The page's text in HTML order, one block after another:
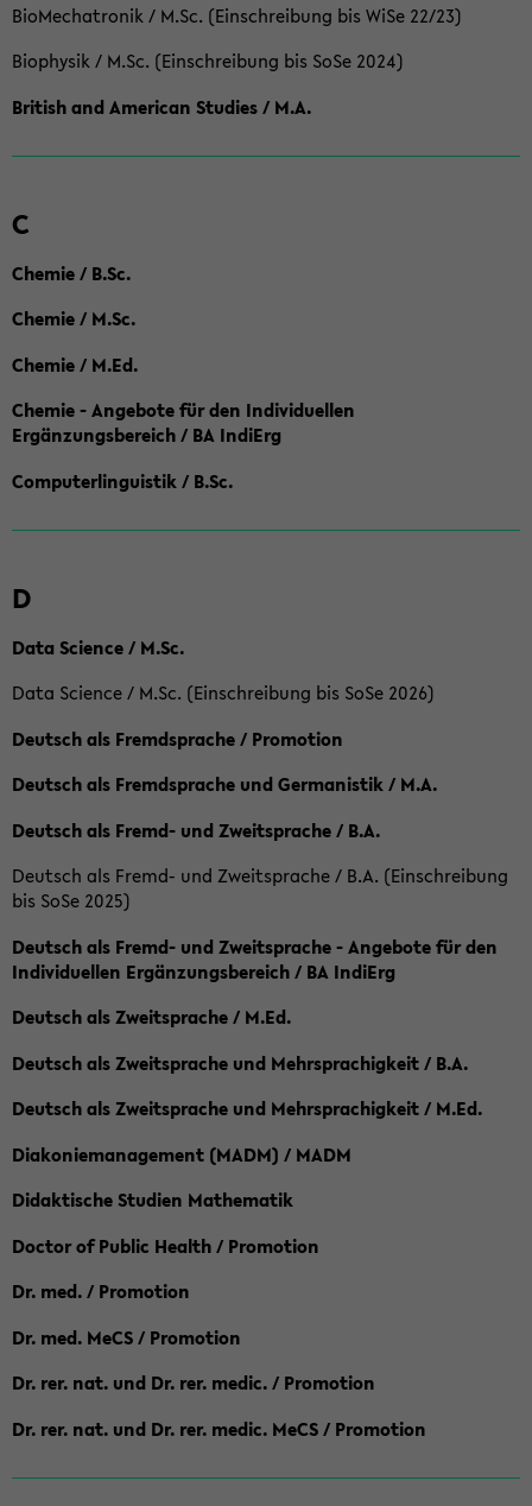
BioMechatronik / M.Sc. (Einschreibung bis WiSe 22/23)
Biophysik / M.Sc. (Einschreibung bis SoSe 2024)
British and American Studies / M.A.
C
Chemie / B.Sc.
Chemie / M.Sc.
Chemie / M.Ed.
Chemie - Angebote für den Individuellen
Ergänzungsbereich / BA IndiErg
Computerlinguistik / B.Sc.
D
Data Science / M.Sc.
Data Science / M.Sc. (Einschreibung bis SoSe 2026)
Deutsch als Fremdsprache / Promotion
Deutsch als Fremdsprache und Germanistik / M.A.
Deutsch als Fremd- und Zweitsprache / B.A.
Deutsch als Fremd- und Zweitsprache / B.A. (Einschreibung
bis SoSe 2025)
Deutsch als Fremd- und Zweitsprache - Angebote für den
Individuellen Ergänzungsbereich / BA IndiErg
Deutsch als Zweitsprache / M.Ed.
Deutsch als Zweitsprache und Mehrsprachigkeit / B.A.
Deutsch als Zweitsprache und Mehrsprachigkeit / M.Ed.
Diakoniemanagement (MADM) / MADM
Didaktische Studien Mathematik
Doctor of Public Health / Promotion
Dr. med. / Promotion
Dr. med. MeCS / Promotion
Dr. rer. nat. und Dr. rer. medic. / Promotion
Dr. rer. nat. und Dr. rer. medic. MeCS / Promotion